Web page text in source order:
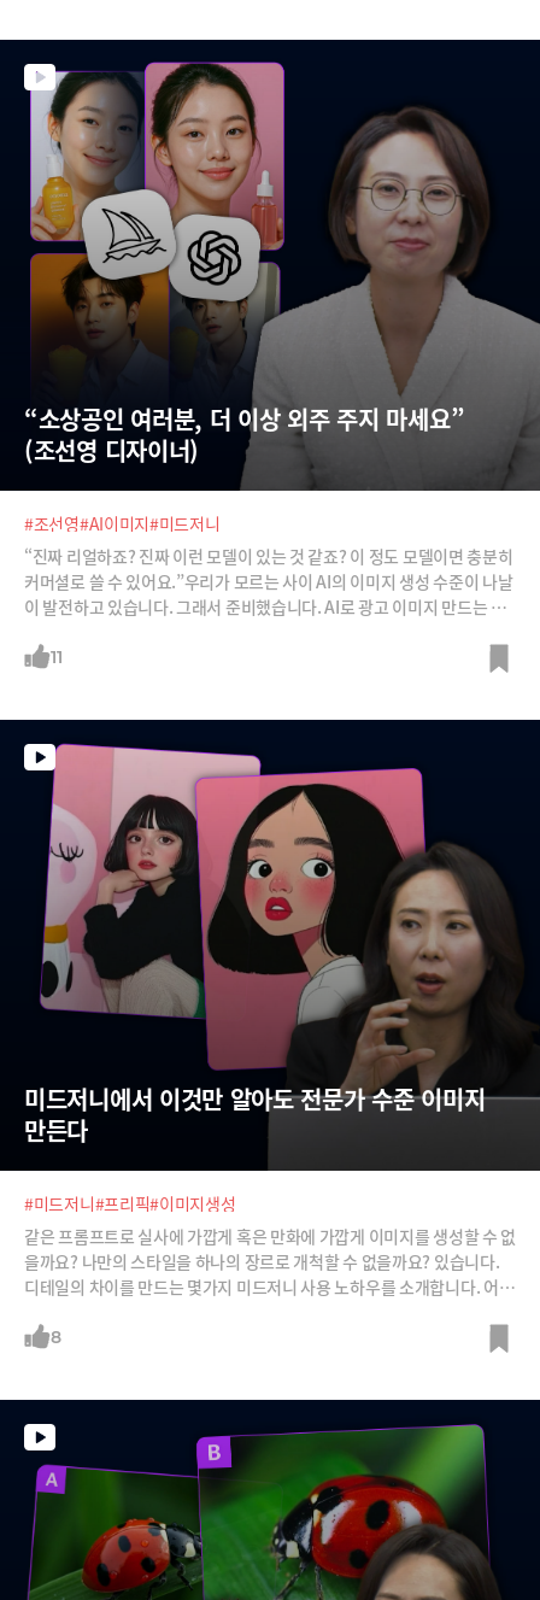
“소상공인 여러분, 더 이상 외주 주지 마세요”
(조선영 디자이너)
#조선영#AI이미지#미드저니
“진짜 리얼하죠? 진짜 이런 모델이 있는 것 같죠? 이 정도 모델이면 충분히
커머셜로 쓸 수 있어요.”우리가 모르는 사이 AI의 이미지 생성 수준이 나날
이 발전하고 있습니다. 그래서 준비했습니다. AI로 광고 이미지 만드는 법.
11
미드저니에서 이것만 알아도 전문가 수준 이미지
만든다
#미드저니#프리픽#이미지생성
같은 프롬프트로 실사에 가깝게 혹은 만화에 가깝게 이미지를 생성할 수 없
을까요? 나만의 스타일을 하나의 장르로 개척할 수 없을까요? 있습니다.
디테일의 차이를 만드는 몇가지 미드저니 사용 노하우를 소개합니다. 어렵
형이 가능하고, 내 스타일을 학습시켜 나만의 아트 장르를 구축할 수도 있
8